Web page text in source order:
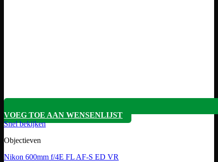
VOEG TOE AAN WENSENLIJST
Snel bekijken
Objectieven
Nikon 600mm f/4E FL AF-S ED VR